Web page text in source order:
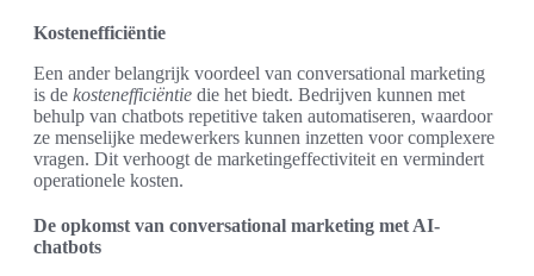
Kostenefficiëntie
Een ander belangrijk voordeel van conversational marketing
is de kostenefficiëntie die het biedt. Bedrijven kunnen met
behulp van chatbots repetitive taken automatiseren, waardoor
ze menselijke medewerkers kunnen inzetten voor complexere
vragen. Dit verhoogt de marketingeffectiviteit en vermindert
operationele kosten.
De opkomst van conversational marketing met AI-
chatbots